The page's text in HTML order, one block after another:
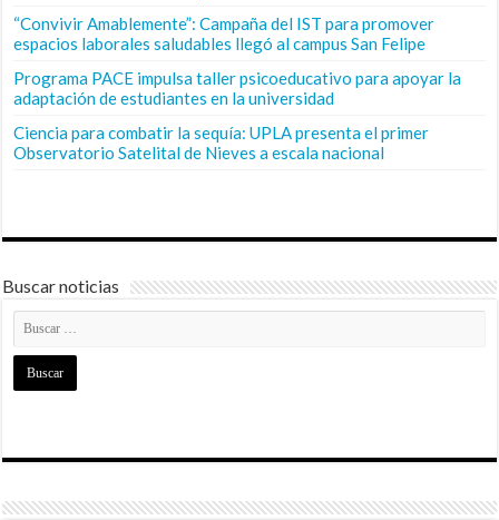
“Convivir Amablemente”: Campaña del IST para promover
espacios laborales saludables llegó al campus San Felipe
Programa PACE impulsa taller psicoeducativo para apoyar la
adaptación de estudiantes en la universidad
Ciencia para combatir la sequía: UPLA presenta el primer
Observatorio Satelital de Nieves a escala nacional
Buscar noticias